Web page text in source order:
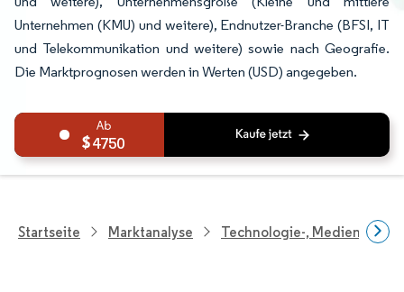
Unternehmen (KMU) und weitere), Endnutzer-Branche (BFSI, IT
und Telekommunikation und weitere) sowie nach Geografie.
Die Marktprognosen werden in Werten (USD) angegeben.
4750
Startseite Marktanalyse Technologie-, Medien- Und